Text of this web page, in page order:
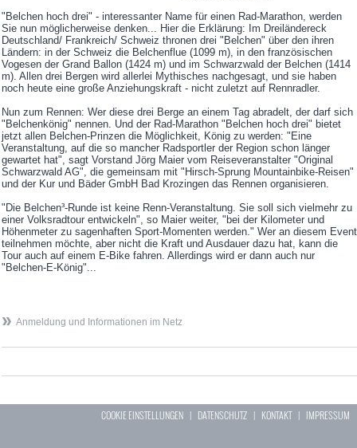
"Belchen hoch drei" - interessanter Name für einen Rad-Marathon, werden
Sie nun möglicherweise denken... Hier die Erklärung: Im Dreiländereck
Deutschland/ Frankreich/ Schweiz thronen drei "Belchen" über den ihren
Ländern: in der Schweiz die Belchenflue (1099 m), in den französischen
Vogesen der Grand Ballon (1424 m) und im Schwarzwald der Belchen (1414
m). Allen drei Bergen wird allerlei Mythisches nachgesagt, und sie haben
noch heute eine große Anziehungskraft - nicht zuletzt auf Rennradler.
Nun zum Rennen: Wer diese drei Berge an einem Tag abradelt, der darf sich
"Belchenkönig" nennen. Und der Rad-Marathon "Belchen hoch drei" bietet
jetzt allen Belchen-Prinzen die Möglichkeit, König zu werden: "Eine
Veranstaltung, auf die so mancher Radsportler der Region schon länger
gewartet hat", sagt Vorstand Jörg Maier vom Reiseveranstalter "Original
Schwarzwald AG", die gemeinsam mit "Hirsch-Sprung Mountainbike-Reisen"
und der Kur und Bäder GmbH Bad Krozingen das Rennen organisieren.
"Die Belchen³-Runde ist keine Renn-Veranstaltung. Sie soll sich vielmehr zu
einer Volksradtour entwickeln", so Maier weiter, "bei der Kilometer und
Höhenmeter zu sagenhaften Sport-Momenten werden." Wer an diesem Event
teilnehmen möchte, aber nicht die Kraft und Ausdauer dazu hat, kann die
Tour auch auf einem E-Bike fahren. Allerdings wird er dann auch nur
"Belchen-E-König"...
Anmeldung und Informationen im Netz
COOKIE EINSTELLUNGEN | DATENSCHUTZ | KONTAKT| IMPRESSUM